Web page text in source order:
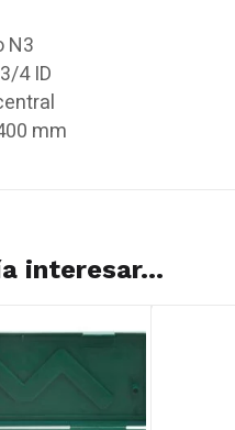
N3
4 ID
mm
interesar...